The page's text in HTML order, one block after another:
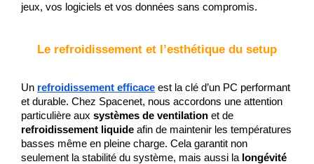
jeux, vos logiciels et vos données sans compromis.
Le refroidissement et l’esthétique du setup
Un refroidissement efficace est la clé d’un PC performant
et durable. Chez Spacenet, nous accordons une attention
particulière aux systèmes de ventilation
refroidissement liquide afin de maintenir les températures
basses même en pleine charge. Cela garantit non
seulement la stabilité du système, mais aussi la longévité